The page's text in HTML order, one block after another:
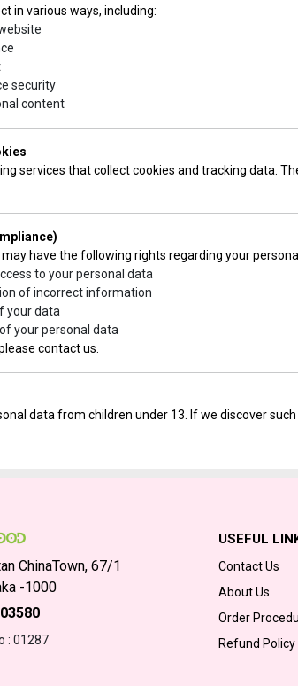
in various ways, including:
security
content
services that collect cookies and tracking data.
have the following rights regarding your
to your personal data
of incorrect information
your data
your personal data
contact us.
data from children under 13. If we discover
ChinaTown, 67/1
-1000
: 01287
USEFUL
Contact Us
About Us
Order
Refund Policy